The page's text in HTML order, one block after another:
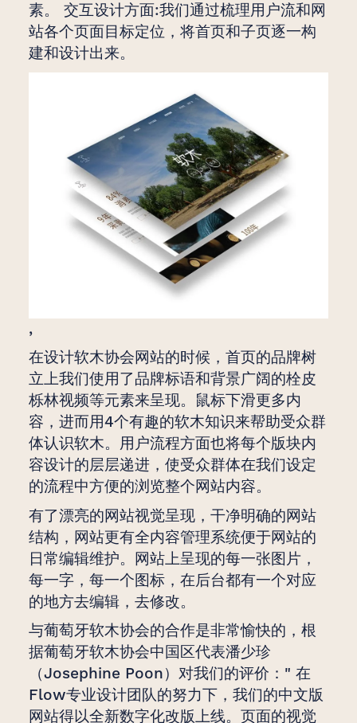
素。 交互设计方面:我们通过梳理用户流和网
站各个页面目标定位，将首页和子页逐一构
建和设计出来。
,
在设计软木协会网站的时候，首页的品牌树
立上我们使用了品牌标语和背景广阔的栓皮
栎林视频等元素来呈现。鼠标下滑更多内
容，进而用4个有趣的软木知识来帮助受众群
体认识软木。用户流程方面也将每个版块内
容设计的层层递进，使受众群体在我们设定
的流程中方便的浏览整个网站内容。
有了漂亮的网站视觉呈现，干净明确的网站
结构，网站更有全内容管理系统便于网站的
日常编辑维护。网站上呈现的每一张图片，
每一字，每一个图标，在后台都有一个对应
的地方去编辑，去修改。
与葡萄牙软木协会的合作是非常愉快的，根
据葡萄牙软木协会中国区代表潘少珍
（Josephine Poon）对我们的评价：" 在
Flow专业设计团队的努力下，我们的中文版
网站得以全新数字化改版上线。页面的视觉